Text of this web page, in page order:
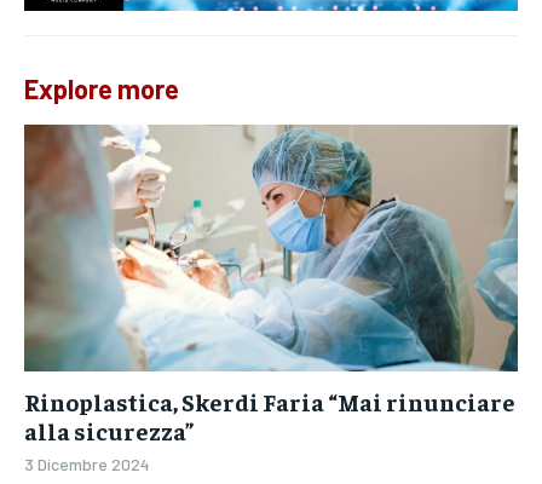
Explore more
Rinoplastica, Skerdi Faria “Mai rinunciare
alla sicurezza”
3 Dicembre 2024